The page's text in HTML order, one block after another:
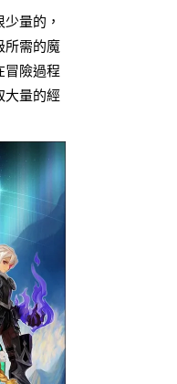
量的，
所需的魔
冒險過程
大量的經